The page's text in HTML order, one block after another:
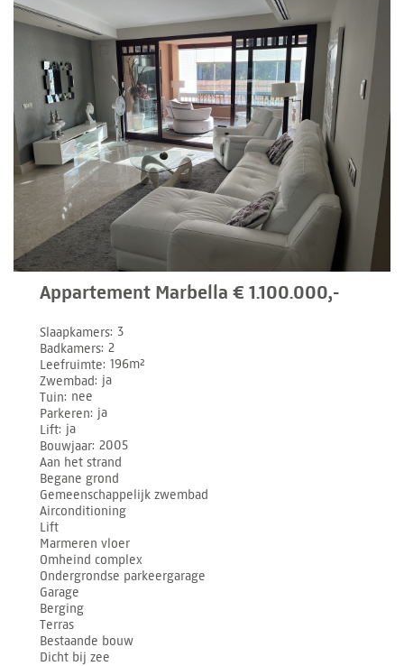
Appartement Marbella € 1.100.000,-
Slaapkamers 3
Badkamers 2
Leefruimte 196m²
Zwembad ja
Tuin nee
Parkeren ja
Lift ja
Bouwjaar 2005
Aan het strand
Begane grond
Gemeenschappelijk zwembad
Airconditioning
Lift
Marmeren vloer
Omheind complex
Ondergrondse parkeergarage
Garage
Berging
Terras
Bestaande bouw
Dicht bij zee